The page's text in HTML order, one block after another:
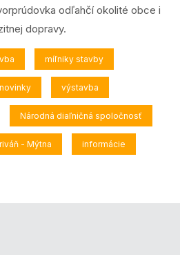
odľahčí okolité obce i
dopravy.
míľniky stavby
novinky výstavba
Národná diaľničná spoločnosť
- Mýtna informácie